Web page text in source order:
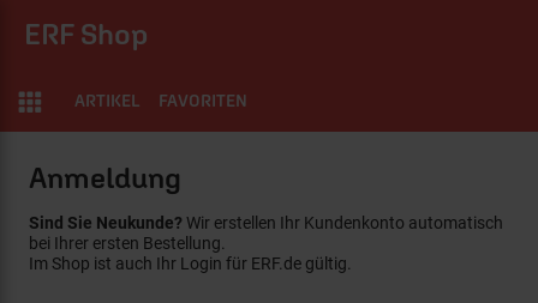
ERF Shop
ARTIKEL FAVORITEN
Anmeldung
Sind Sie Neukunde? Wir erstellen Ihr Kundenkonto automatisch
bei Ihrer ersten Bestellung.
Im Shop ist auch Ihr Login für ERF.de gültig.